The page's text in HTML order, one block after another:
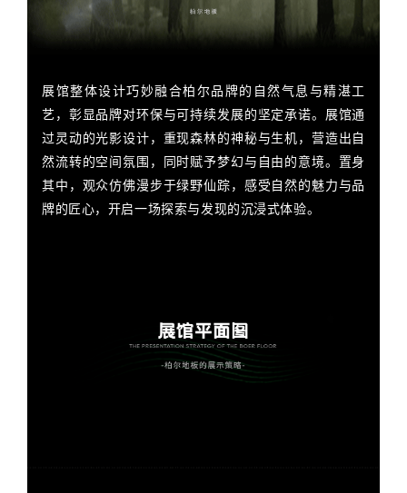
展馆整体设计巧妙融合柏尔品牌的自然气息与精湛工
艺，彰显品牌对环保与可持续发展的坚定承诺。展馆通
过灵动的光影设计，重现森林的神秘与生机，营造出自
然流转的空间氛围，同时赋予梦幻与自由的意境。置身
其中，观众仿佛漫步于绿野仙踪，感受自然的魅力与品
牌的匠心，开启一场探索与发现的沉浸式体验。